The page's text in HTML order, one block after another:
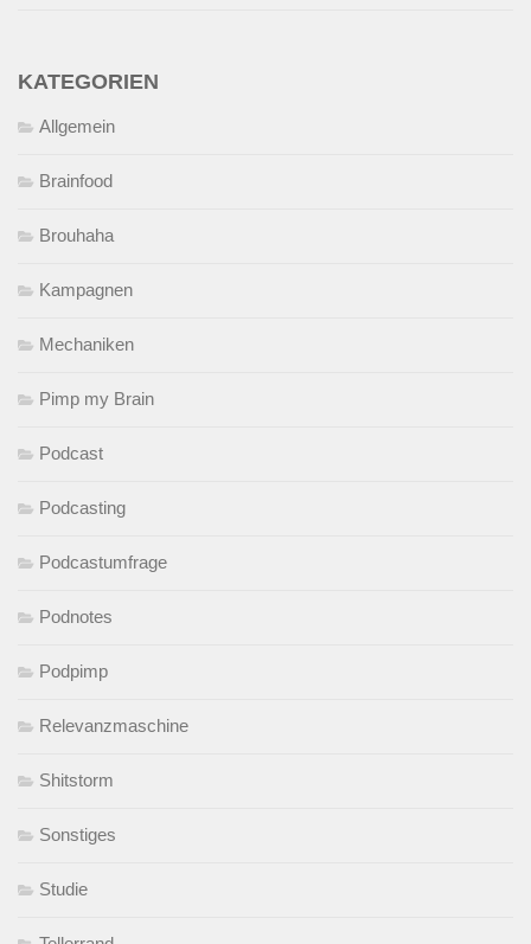
KATEGORIEN
Allgemein
Brainfood
Brouhaha
Kampagnen
Mechaniken
Pimp my Brain
Podcast
Podcasting
Podcastumfrage
Podnotes
Podpimp
Relevanzmaschine
Shitstorm
Sonstiges
Studie